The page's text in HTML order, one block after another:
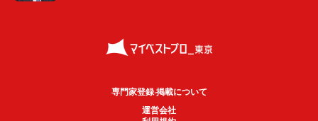
専門家登録·掲載について
運営会社